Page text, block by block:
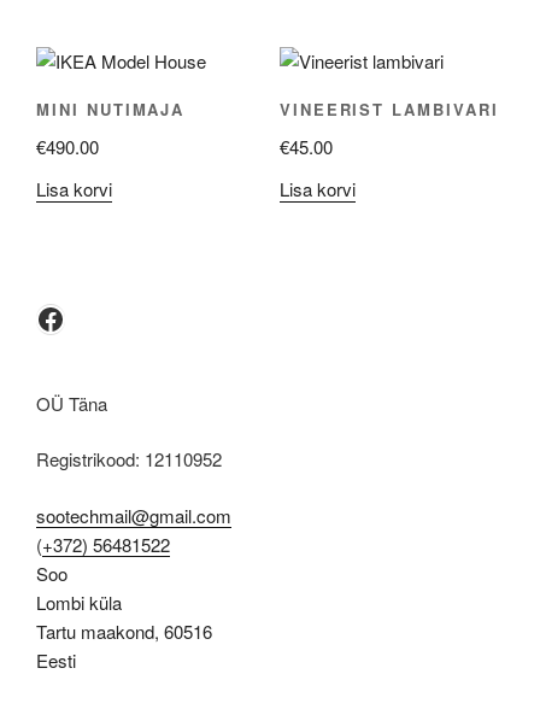
MINI NUTIMAJA
€490.00
Lisa korvi
VINEERIST LAMBIVARI
€45.00
Lisa korvi
Facebook
OÜ Täna
Registrikood: 12110952
sootechmail@gmail.com
(+372) 56481522
Soo
Lombi küla
Tartu maakond, 60516
Eesti